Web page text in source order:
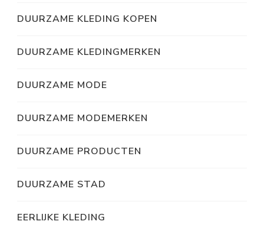
DUURZAME KLEDING KOPEN
DUURZAME KLEDINGMERKEN
DUURZAME MODE
DUURZAME MODEMERKEN
DUURZAME PRODUCTEN
DUURZAME STAD
EERLIJKE KLEDING